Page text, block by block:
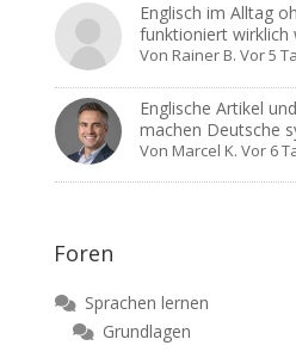
Englisch im Alltag
funktioniert wirklich
Von Rainer B. Vor 5
Englische Artikel
machen Deutsche
Von Marcel K. Vor 6
Foren
Sprachen lernen
Grundlagen